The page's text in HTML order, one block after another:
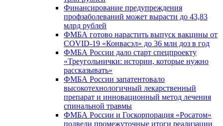
Финансирование предупреждения
профзаболеваний может вырасти до 43,83
млрд рублей
ФМБА готово нарастить выпуск вакцины от
COVID-19 «Конвасэл» до 36 млн доз в год
ФМБА России дало старт спецпроекту
«Треугольнички: истории, которые нужно
рассказывать»
ФМБА России запатентовало
высокотехнологичный лекарственный
препарат и инновационный метод лечения
спинальной травмы
ФМБА России и Госкорпорация «Росатом»
подвели промежуточные итоги реализации